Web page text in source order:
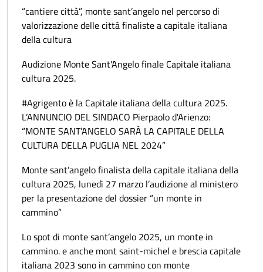
“cantiere città”, monte sant’angelo nel percorso di
valorizzazione delle città finaliste a capitale italiana
della cultura
Audizione Monte Sant'Angelo finale Capitale italiana
cultura 2025.
#Agrigento è la Capitale italiana della cultura 2025.
L’ANNUNCIO DEL SINDACO Pierpaolo d'Arienzo:
“MONTE SANT’ANGELO SARÀ LA CAPITALE DELLA
CULTURA DELLA PUGLIA NEL 2024”
Monte sant’angelo finalista della capitale italiana della
cultura 2025, lunedì 27 marzo l’audizione al ministero
per la presentazione del dossier “un monte in
cammino”
Lo spot di monte sant’angelo 2025, un monte in
cammino. e anche mont saint-michel e brescia capitale
italiana 2023 sono in cammino con monte